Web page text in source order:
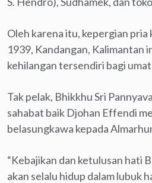
Oleh karena itu, kepergian
1939, Kandangan, Kalimantan
kehilangan tersendiri bagi
Tak pelak, Bhikkhu Sri
sahabat baik Djohan Effendi
belasungkawa kepada
“Kebajikan dan ketulusan hati
akan selalu hidup dalam lubuk